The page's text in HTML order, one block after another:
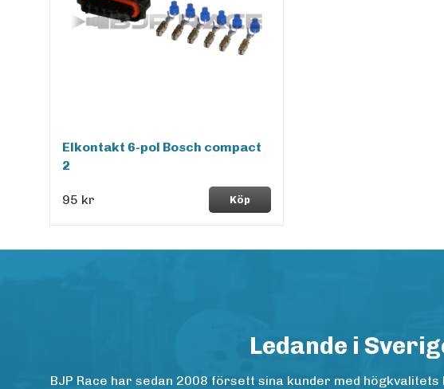
Elkontakt 6-pol Bosch compact
2
95 kr Köp
Ledande i
BJP Race har sedan 2008 försett sina kunder med